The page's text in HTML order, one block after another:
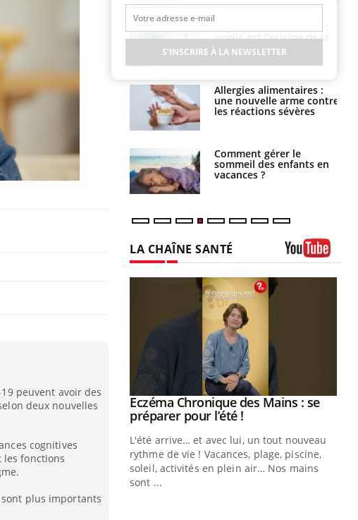
peuvent avoir des
deux nouvelles
cognitives
fonctions
sont plus importants
Le smartphone nuit-il à
l'apprentissage de la
lecture ?
Mordue par une tique en
vacances, elle reste dans
le coma pendant 42 jours
Mordue par un
barracuda, une petite fille
secourue grâce à un
réflexe essentiel
quelle est l’origine de la
contamination ?
Allergies alimentaires :
une nouvelle arme contre
les réactions sévères
Comment gérer le
sommeil des enfants en
vacances ?
LA CHAÎNE SANTÉ
mentale : et si on
Youtube
dans le diabète de type 2
reçues chez les
chez les soignants.
Youtube
Eczéma Chronique des Mains : se
préparer pour l’été !Youtube
L'été arrive… et avec lui, un tout nouveau
rythme de vie ! Vacances, plage, piscine,
soleil, activités en plein air… Nos mains
sont ...
S'INSCRIRE À LA NEWSLETTER